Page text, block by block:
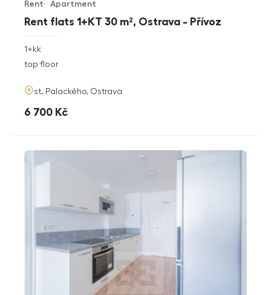
Rent flats 1+KT 30 m², Ostrava - Přívoz
Offer type
Rent
Property type
Apartment
rozměry
disposition
1+kk
funkce
top floor
adresa
st. Palackého, Ostrava
cena
6 700 Kč